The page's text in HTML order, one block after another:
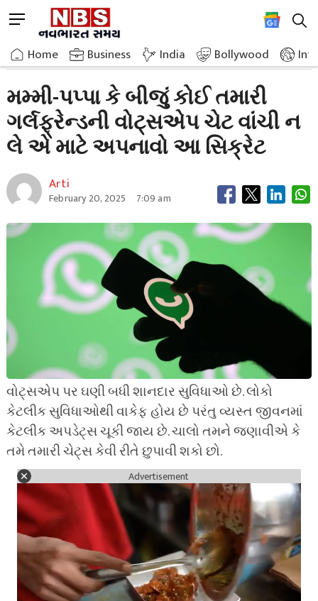
to
content
M
n
u
u
t
o
Home Business India Bollywood
Home»Breaking News»Secret To Prevent Your Girlfriend From Reading Your Whatsapp Chats
મમ્મી-પપ્પા કે બીજું કોઈ તમારી
ગર્લફ્રેન્ડની વોટ્સએપ ચેટ વાંચી ન
લે એ માટે અપનાવો આ સિક્રેટ
Arti
February 20, 2025 7:09 am
વોટ્સએપ પર ઘણી બધી શાનદાર સુવિધાઓ છે. લોકો
કેટલીક સુવિધાઓથી વાકેફ હોય છે પરંતુ વ્યસ્ત જીવનમાં
કેટલીક અપડેટ્સ ચૂકી જાય છે. ચાલો તમને જણાવીએ કે
તમે તમારી ચેટ્સ કેવી રીતે છુપાવી શકો છો.
Advertisement